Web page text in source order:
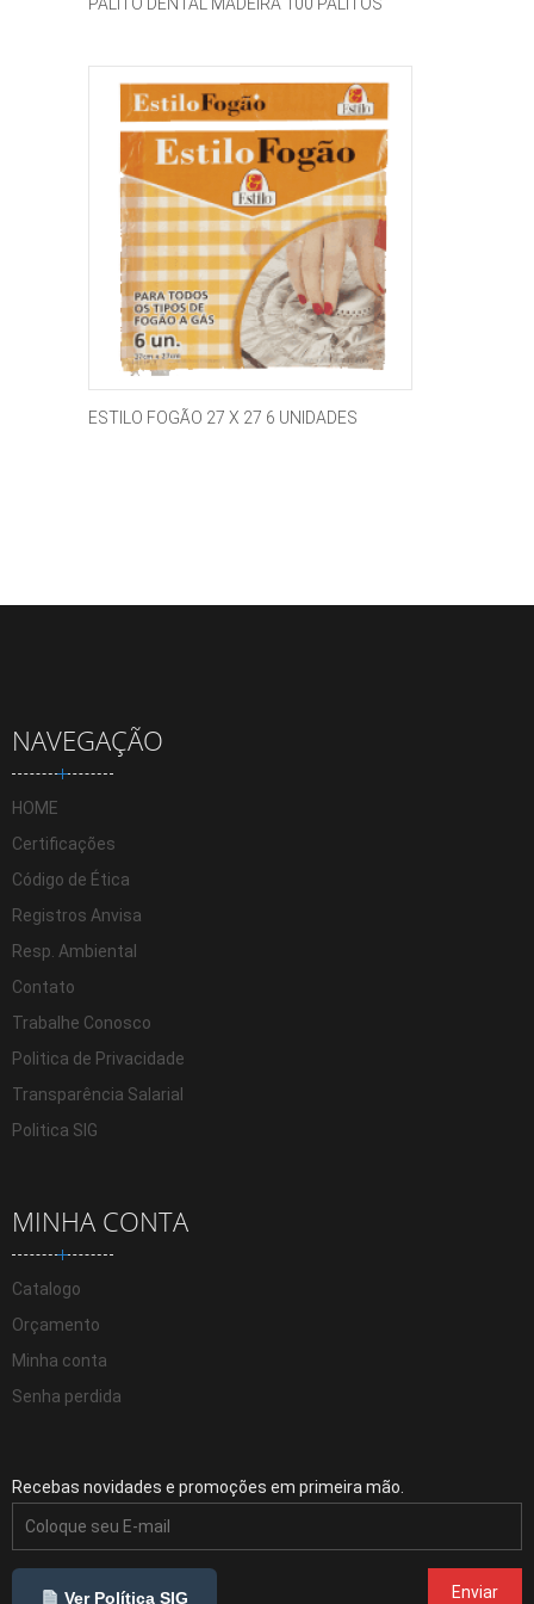
PALITO DENTAL MADEIRA 100 PALITOS
ESTILO FOGÃO 27 X 27 6 UNIDADES
NAVEGAÇÃO
HOME
Certificações
Código de Ética
Registros Anvisa
Resp. Ambiental
Contato
Trabalhe Conosco
Politica de Privacidade
Transparência Salarial
Politica SIG
MINHA CONTA
Catalogo
Orçamento
Minha conta
Senha perdida
Recebas novidades e promoções em primeira mão.
Ver Política SIG